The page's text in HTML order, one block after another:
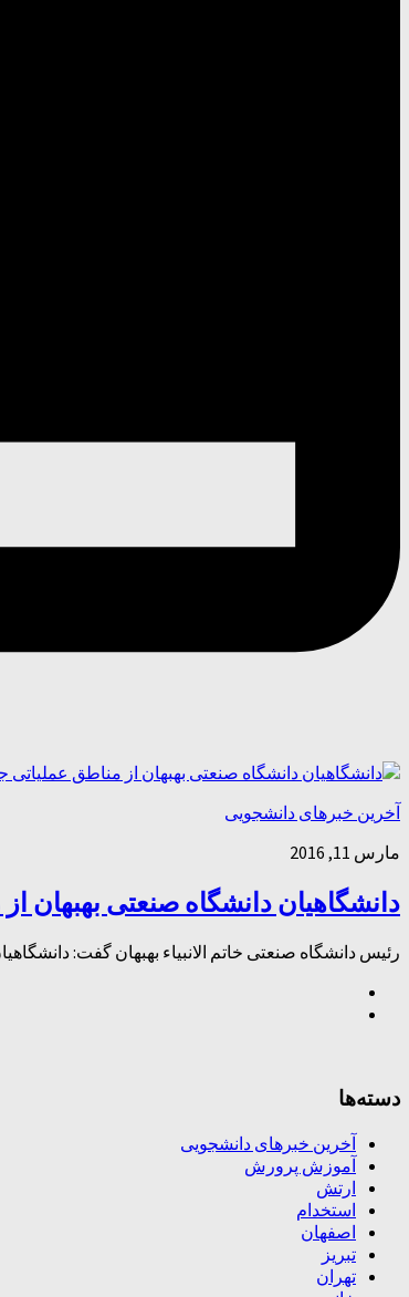
آخرین خبرهای دانشجویی
مارس 11, 2016
دانشگاهیان دانشگاه صنعتی بهبهان
رئیس دانشگاه صنعتی خاتم الانبیاء بهبهان گفت:
دسته‌ها
آخرین خبرهای دانشجویی
آموزش پرورش
ارتش
استخدام
اصفهان
تبریز
تهران